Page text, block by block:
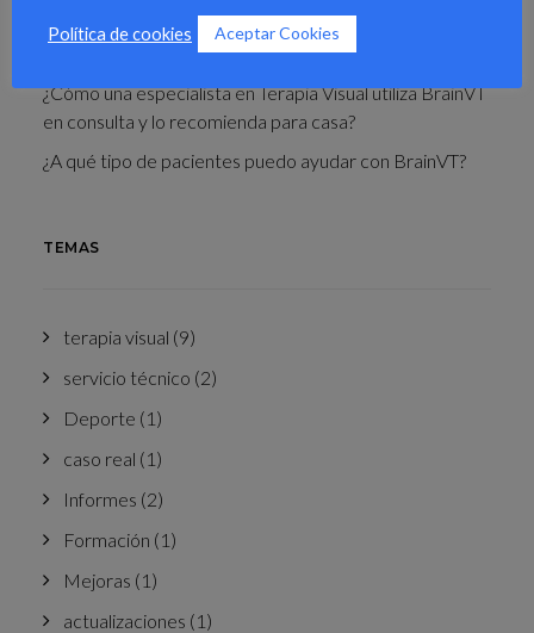
Entrenamiento visual para deportistas
¿Cómo una especialista en Terapia Visual utiliza BrainVT
en consulta y lo recomienda para casa?
¿A qué tipo de pacientes puedo ayudar con BrainVT?
TEMAS
terapia visual (9)
servicio técnico (2)
Deporte (1)
caso real (1)
Informes (2)
Formación (1)
Mejoras (1)
actualizaciones (1)
Política de cookies Aceptar Cookies